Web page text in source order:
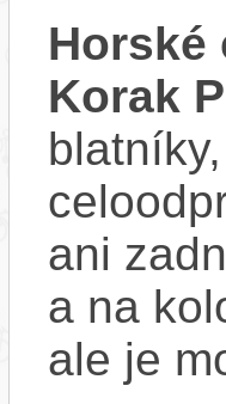
Horské
Korak
ani
a na
ale je